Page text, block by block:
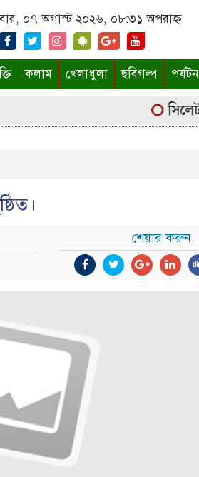
০৭ অগাস্ট ২০২৬, ০৮:৩১ অপরাহ্ন
কলাম খেলাধুলা ছবিগল্প পর্যটন
সিলেট
শেয়ার করুন